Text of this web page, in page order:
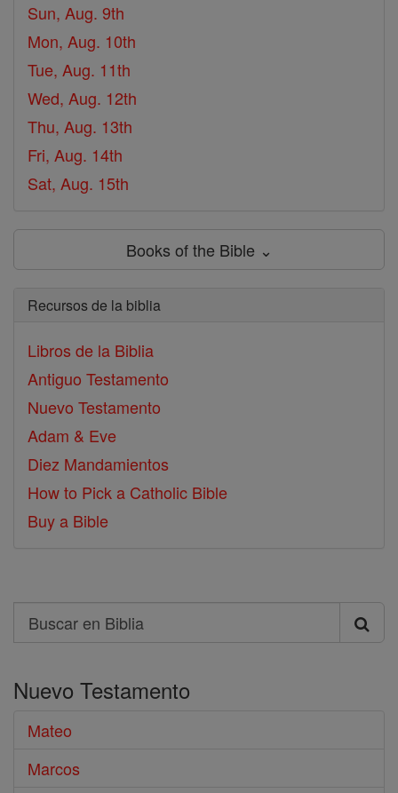
Sun, Aug. 9th
Mon, Aug. 10th
Tue, Aug. 11th
Wed, Aug. 12th
Thu, Aug. 13th
Fri, Aug. 14th
Sat, Aug. 15th
Books of the Bible ⌄
Recursos de la biblia
Libros de la Biblia
Antiguo Testamento
Nuevo Testamento
Adam & Eve
Diez Mandamientos
How to Pick a Catholic Bible
Buy a Bible
Search
Buscar
Biblia
Nuevo Testamento
Mateo
Marcos